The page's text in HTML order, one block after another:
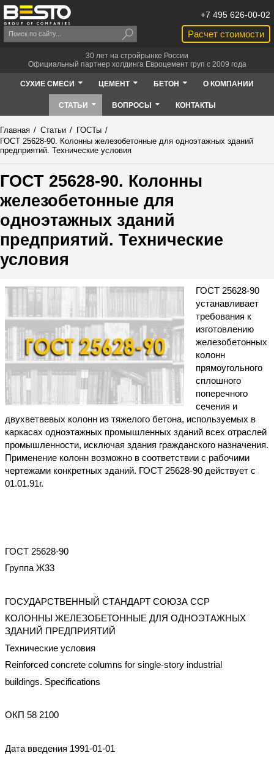
Расчет стоимости
+7 495 626-00-02
30 лет на стройрынке России
Официальный партнер холдинга Евроцемент груп с 2009 года
СУХИЕ СМЕСИ ЦЕМЕНТ БЕТОН О КОМПАНИИ
СТАТЬИ ВОПРОСЫ КОНТАКТЫ
Главная / Статьи / ГОСТы /
ГОСТ 25628-90. Колонны железобетонные для одноэтажных зданий
предприятий. Технические условия
ГОСТ 25628-90. Колонны
железобетонные для
одноэтажных зданий
предприятий. Технические
условия
ГОСТ 25628-90
устанавливает
требования к
изготовлению
железобетонных
колонн
прямоугольного
сплошного
поперечного
сечения и
двухветвевых колонн из тяжелого бетона, используемых в
каркасах одноэтажных промышленных зданий всех отраслей
промышленности, исключая здания гражданского назначения.
Применение колонн возможно в соответствии с рабочими
чертежами конкретных зданий. ГОСТ 25628-90 действует с
01.01.91г.
ГОСТ 25628-90
Группа Ж33
ГОСУДАРСТВЕННЫЙ СТАНДАРТ СОЮЗА ССР
КОЛОННЫ ЖЕЛЕЗОБЕТОННЫЕ ДЛЯ ОДНОЭТАЖНЫХ
ЗДАНИЙ ПРЕДПРИЯТИЙ
Технические условия
Reinforced concrete columns for single-story industrial
buildings. Specifications
ОКП 58 2100
Дата введения 1991-01-01